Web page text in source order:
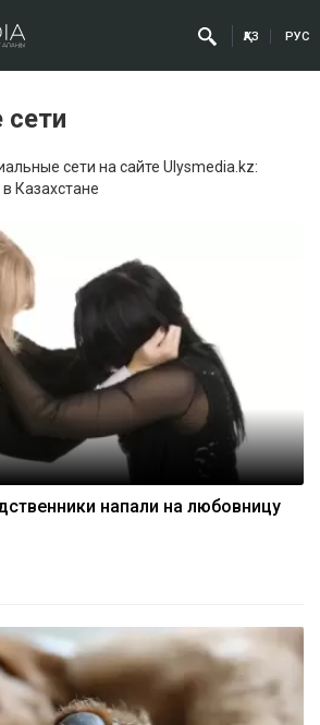
ҚАЗ РУС
сети на сайте Ulysmedia.kz:
Казахстане
напали на любовницу